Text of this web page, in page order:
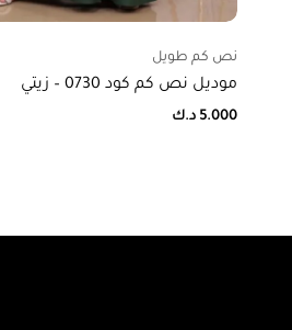
نص كم طويل
موديل نص كم كود 0730 – زيتي
5.000 د.ك